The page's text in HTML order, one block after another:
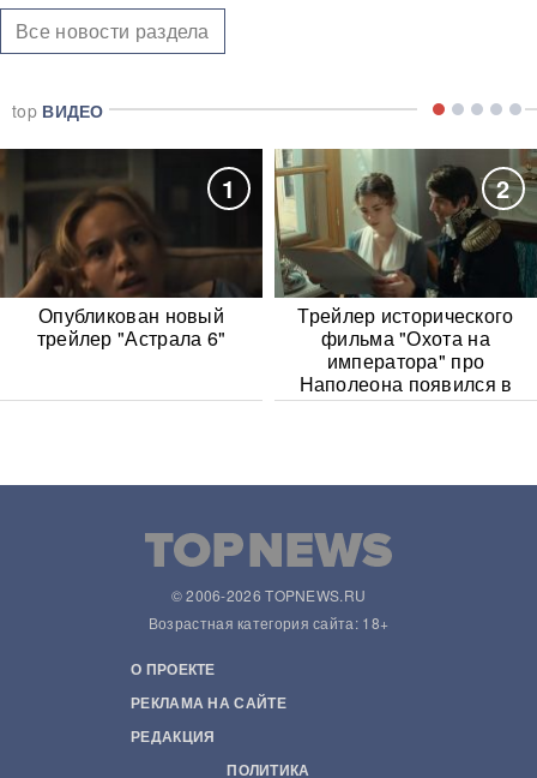
Все новости раздела
top ВИДЕО
1
Опубликован новый
трейлер "Астрала 6"
2
Трейлер исторического
фильма "Охота на
императора" про
Наполеона появился в
Сети
© 2006-2026 TOPNEWS.RU
Возрастная категория сайта: 18+
О ПРОЕКТЕ
РЕКЛАМА НА САЙТЕ
РЕДАКЦИЯ
ПОЛИТИКА